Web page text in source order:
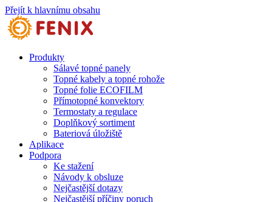
Přejít k hlavnímu obsahu
Produkty
Sálavé topné panely
Topné kabely a topné rohože
Topné folie ECOFILM
Přímotopné konvektory
Termostaty a regulace
Doplňkový sortiment
Bateriová úložiště
Aplikace
Podpora
Ke stažení
Návody k obsluze
Nejčastější dotazy
Nejčastější příčiny poruch